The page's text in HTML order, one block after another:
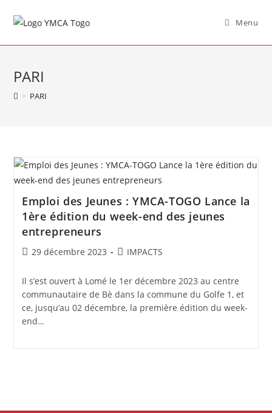
Menu
PARI
> PARI
Emploi des Jeunes : YMCA-TOGO Lance la
1ère édition du week-end des jeunes
entrepreneurs
29 décembre 2023 IMPACTS
Il s’est ouvert à Lomé le 1er décembre 2023 au centre
communautaire de Bè dans la commune du Golfe 1, et
ce, jusqu’au 02 décembre, la première édition du week-
end…